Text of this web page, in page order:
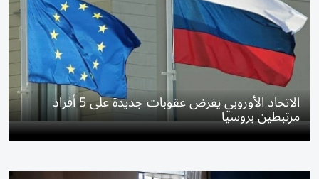
الاتحاد الأوروبي يفرض عقوبات جديدة على 5 أفراد
مرتبطين بروسيا